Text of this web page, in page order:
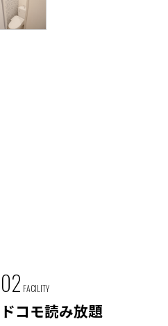
02 FACILITY
ドコモ読み放題